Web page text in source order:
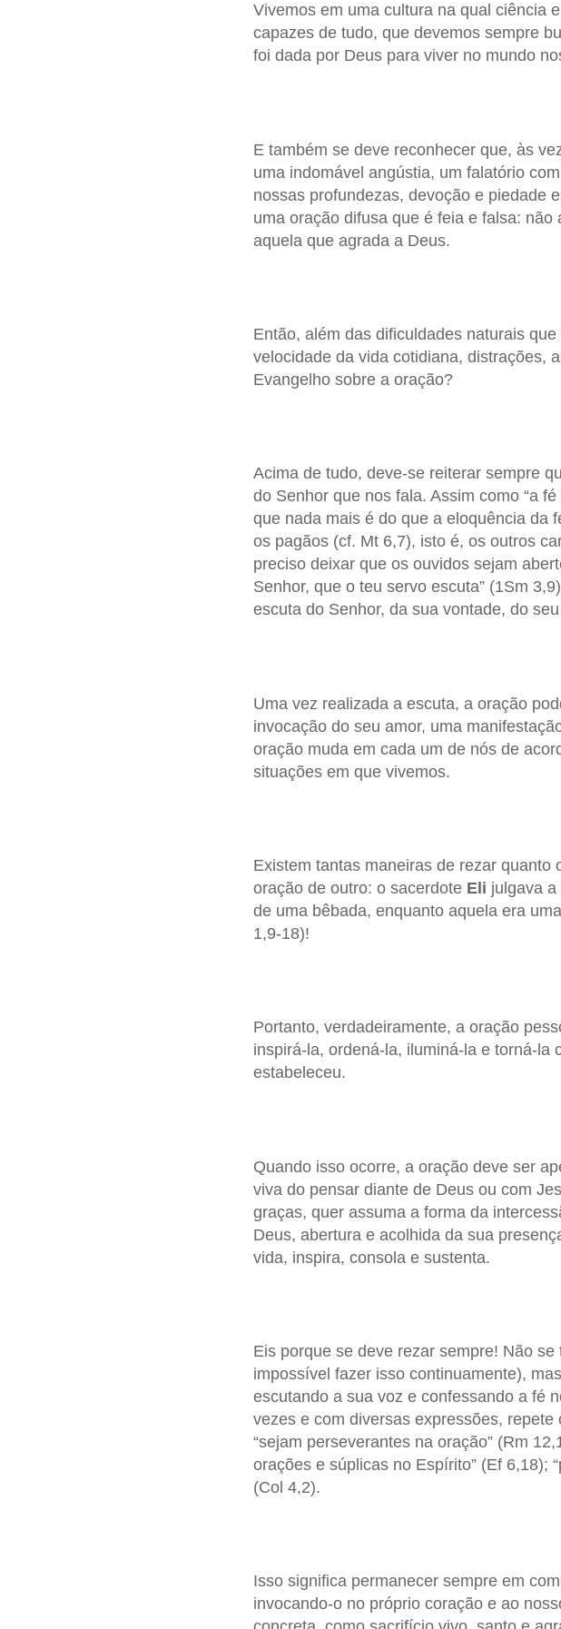
Vivemos em uma cultura na qual ciência
capazes de tudo, que devemos sempre
foi dada por Deus para viver no mundo
E também se deve reconhecer que, às
uma indomável angústia, um falatório
nossas profundezas, devoção e piedade
uma oração difusa que é feia e falsa:
aquela que agrada a Deus.
Então, além das dificuldades naturais
velocidade da vida cotidiana, distrações,
Evangelho sobre a oração?
Acima de tudo, deve-se reiterar sempre
do Senhor que nos fala. Assim como “a
que nada mais é do que a eloquência da
os pagãos (cf. Mt 6,7), isto é, os outros
preciso deixar que os ouvidos sejam
Senhor, que o teu servo escuta” (1Sm
escuta do Senhor, da sua vontade, do
Uma vez realizada a escuta, a oração
invocação do seu amor, uma
oração muda em cada um de nós de
situações em que vivemos.
Existem tantas maneiras de rezar
oração de outro: o sacerdote Eli julgava
de uma bêbada, enquanto aquela era
1,9-18)!
Portanto, verdadeiramente, a oração
inspirá-la, ordená-la, iluminá-la e torná-la
estabeleceu.
Quando isso ocorre, a oração deve ser
viva do pensar diante de Deus ou com
graças, quer assuma a forma da
Deus, abertura e acolhida da sua
vida, inspira, consola e sustenta.
Eis porque se deve rezar sempre! Não
impossível fazer isso continuamente),
escutando a sua voz e confessando a fé
vezes e com diversas expressões, repete
“sejam perseverantes na oração” (Rm
orações e súplicas no Espírito” (Ef 6,18);
(Col 4,2).
Isso significa permanecer sempre em
invocando-o no próprio coração e ao